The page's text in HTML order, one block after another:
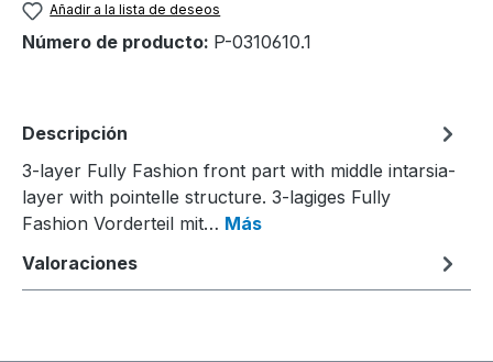
Añadir a la lista de deseos
Número de producto: P-0310610.1
Descripción
3-layer Fully Fashion front part with middle intarsia-
layer with pointelle structure. 3-lagiges Fully
Fashion Vorderteil mit… Más
Valoraciones